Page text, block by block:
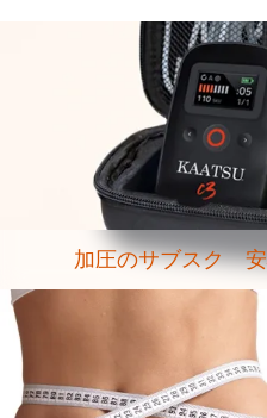
加圧のサブスク